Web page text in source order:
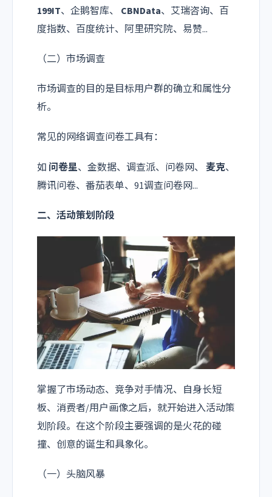
199IT、企鹅智库、 CBNData、艾瑞咨询、百
度指数、百度统计、阿里研究院、易赞...
（二）市场调查
市场调查的目的是目标用户群的确立和属性分
析。
常见的网络调查问卷工具有：
如 问卷星、金数据、调查派、问卷网、 麦克、
腾讯问卷、番茄表单、91调查问卷网...
二、活动策划阶段
掌握了市场动态、竞争对手情况、自身长短
板、消费者/用户画像之后，就开始进入活动策
划阶段。在这个阶段主要强调的是火花的碰
撞、创意的诞生和具象化。
（一）头脑风暴